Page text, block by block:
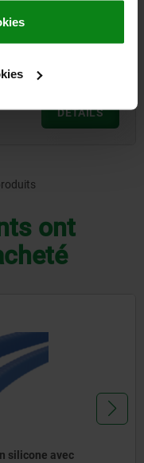
DÉTAILS
ont
silicone avec